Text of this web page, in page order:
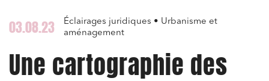
03.08.23
Éclairages juridiques • Urbanisme et
aménagement
Une cartographie des